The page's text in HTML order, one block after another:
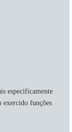
especificamente
funções